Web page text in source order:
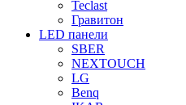
Teclast
Гравитон
LED панели
SBER
NEXTOUCH
LG
Benq